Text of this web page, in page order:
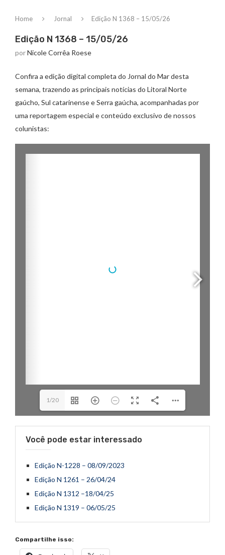
Home Jornal Edição N 1368 – 15/05/26
Edição N 1368 – 15/05/26
porNicole Corrêa Roese
Confira a edição digital completa do Jornal do Mar desta
semana, trazendo as principais notícias do Litoral Norte
gaúcho, Sul catarinense e Serra gaúcha, acompanhadas por
uma reportagem especial e conteúdo exclusivo de nossos
colunistas:
1/20
Você pode estar interessado
Edição N-1228 – 08/09/2023
Edição N 1261 – 26/04/24
Edição N 1312 –18/04/25
Edição N 1319 – 06/05/25
Compartilhe isso: